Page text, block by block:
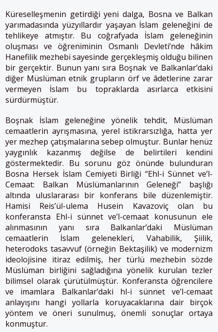
Küreselleşmenin getirdiği yeni dalga, Bosna ve Balkan
yarımadasında yüzyıllardır yaşayan İslam geleneğini de
tehlikeye atmıştır. Bu coğrafyada İslam geleneğinin
oluşması ve öğreniminin Osmanlı Devleti’nde hâkim
Hanefilik mezhebi sayesinde gerçekleşmiş olduğu bilinen
bir gerçektir. Bunun yanı sıra Boşnak ve Balkanlar’daki
diğer Müslüman etnik grupların örf ve âdetlerine zarar
vermeyen İslam bu topraklarda asırlarca etkisini
sürdürmüştür.
Boşnak İslam geleneğine yönelik tehdit, Müslüman
cemaatlerin ayrışmasına, yerel istikrarsızlığa, hatta yer
yer mezhep çatışmalarına sebep olmuştur. Bunlar henüz
yaygınlık kazanmış değilse de belirtileri kendini
göstermektedir. Bu sorunu göz önünde bulunduran
Bosna Hersek İslam Cemiyeti Birliği “Ehl-i Sünnet ve’l-
Cemaat: Balkan Müslümanlarının Geleneği” başlığı
altında uluslararası bir konferans bile düzenlemiştir.
Hamisi Reis’ül-ulema Husein Kavazoviç olan bu
konferansta Ehl-i sünnet ve’l-cemaat konusunun ele
alınmasının yanı sıra Balkanlar’daki Müslüman
cemaatlerin İslam gelenekleri, Vahabilik, Şiilik,
heterodoks tasavvuf (örneğin Bektaşilik) ve modernizm
ideolojisine itiraz edilmiş, her türlü mezhebin sözde
Müslüman birliğini sağladığına yönelik kurulan tezler
bilimsel olarak çürütülmüştür. Konferansta öğrencilere
ve imamlara Balkanlar’daki hl-i sünnet ve’l-cemaat
anlayışını hangi yollarla koruyacaklarına dair birçok
yöntem ve öneri sunulmuş, önemli sonuçlar ortaya
konmuştur.